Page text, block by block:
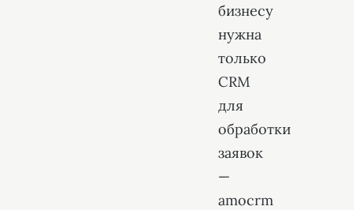
бизнесу
нужна
только
CRM
для
обработки
заявок
—
amocrm